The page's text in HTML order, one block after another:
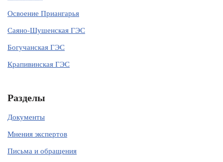
Освоение Приангарья
Саяно-Шушенская ГЭС
Богучанская ГЭС
Крапивинская ГЭС
Разделы
Документы
Мнения экспертов
Письма и обращения